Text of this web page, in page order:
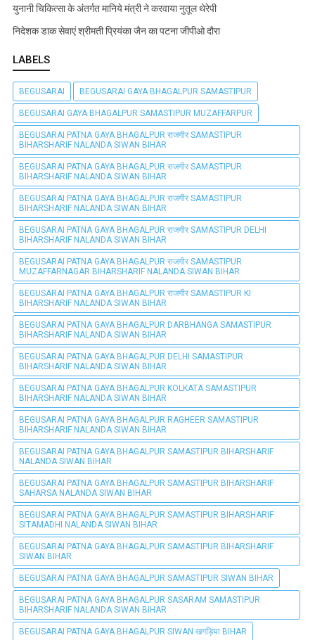
युनानी चिकित्सा के अंतर्गत मानिये मंत्री ने करवाया नुतूल थेरेपी
निदेशक डाक सेवाएं श्रीमती प्रियंका जैन का पटना जीपीओ दौरा
LABELS
BEGUSARAI BEGUSARAI GAYA BHAGALPUR SAMASTIPUR
BEGUSARAI GAYA BHAGALPUR SAMASTIPUR MUZAFFARPUR
BEGUSARAI PATNA GAYA BHAGALPUR राजगीर SAMASTIPUR
BIHARSHARIF NALANDA SIWAN BIHAR
BEGUSARAI PATNA GAYA BHAGALPUR राजगीर SAMASTIPUR
BIHARSHARIF NALANDA SIWAN BIHAR
BEGUSARAI PATNA GAYA BHAGALPUR राजगीर SAMASTIPUR
BIHARSHARIF NALANDA SIWAN BIHAR
BEGUSARAI PATNA GAYA BHAGALPUR राजगीर SAMASTIPUR DELHI
BIHARSHARIF NALANDA SIWAN BIHAR
BEGUSARAI PATNA GAYA BHAGALPUR राजगीर SAMASTIPUR
MUZAFFARNAGAR BIHARSHARIF NALANDA SIWAN BIHAR
BEGUSARAI PATNA GAYA BHAGALPUR राजगीर SAMASTIPUR KI
BIHARSHARIF NALANDA SIWAN BIHAR
BEGUSARAI PATNA GAYA BHAGALPUR DARBHANGA SAMASTIPUR
BIHARSHARIF NALANDA SIWAN BIHAR
BEGUSARAI PATNA GAYA BHAGALPUR DELHI SAMASTIPUR
BIHARSHARIF NALANDA SIWAN BIHAR
BEGUSARAI PATNA GAYA BHAGALPUR KOLKATA SAMASTIPUR
BIHARSHARIF NALANDA SIWAN BIHAR
BEGUSARAI PATNA GAYA BHAGALPUR RAGHEER SAMASTIPUR
BIHARSHARIF NALANDA SIWAN BIHAR
BEGUSARAI PATNA GAYA BHAGALPUR SAMASTIPUR BIHARSHARIF
NALANDA SIWAN BIHAR
BEGUSARAI PATNA GAYA BHAGALPUR SAMASTIPUR BIHARSHARIF
SAHARSA NALANDA SIWAN BIHAR
BEGUSARAI PATNA GAYA BHAGALPUR SAMASTIPUR BIHARSHARIF
SITAMADHI NALANDA SIWAN BIHAR
BEGUSARAI PATNA GAYA BHAGALPUR SAMASTIPUR BIHARSHARIF
SIWAN BIHAR
BEGUSARAI PATNA GAYA BHAGALPUR SAMASTIPUR SIWAN BIHAR
BEGUSARAI PATNA GAYA BHAGALPUR SASARAM SAMASTIPUR
BIHARSHARIF NALANDA SIWAN BIHAR
BEGUSARAI PATNA GAYA BHAGALPUR SIWAN खगड़िया BIHAR